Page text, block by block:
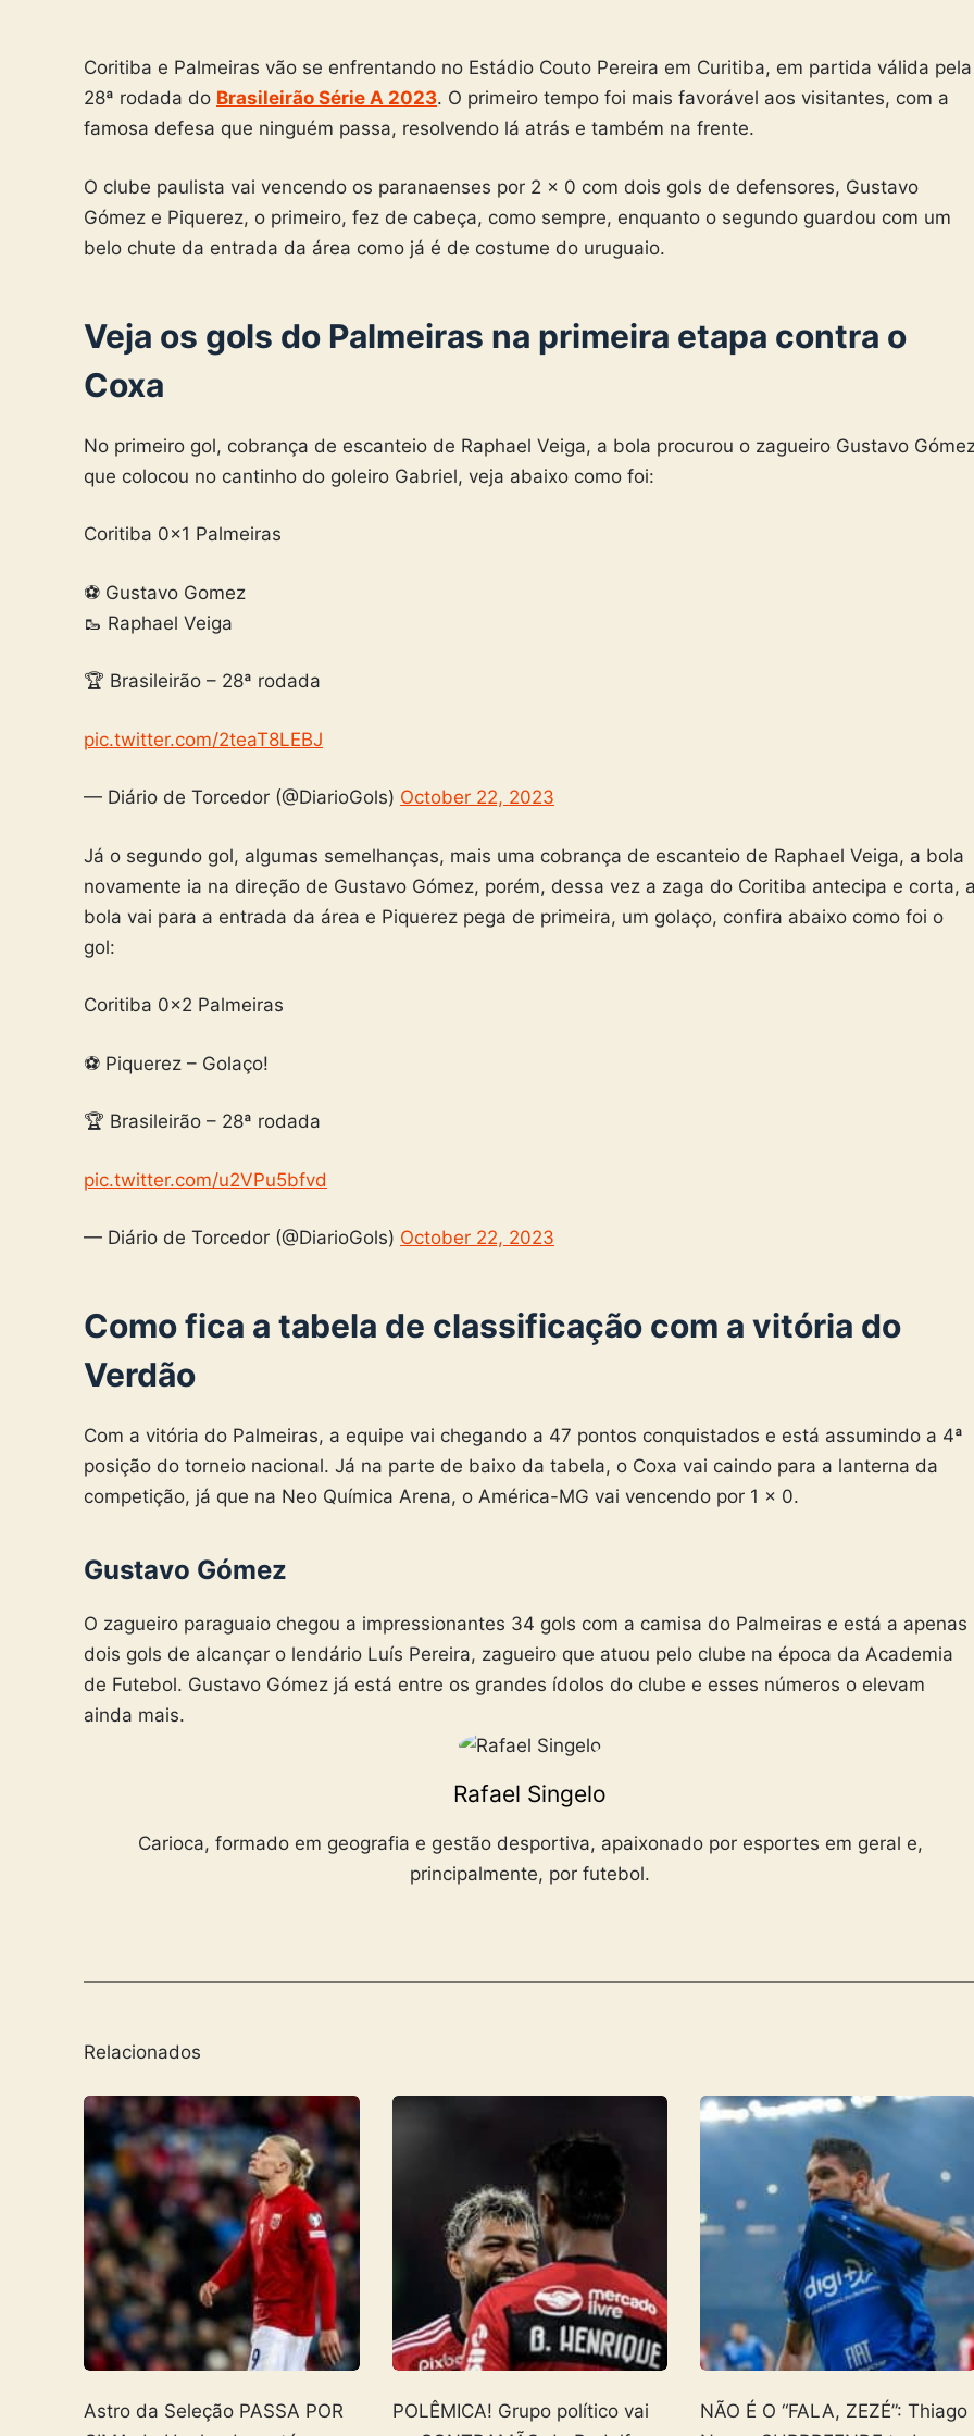
Coritiba e Palmeiras vão se enfrentando no Estádio Couto Pereira em Curitiba, em partida válida pela
28ª rodada do Brasileirão Série A 2023. O primeiro tempo foi mais favorável aos visitantes, com a
famosa defesa que ninguém passa, resolvendo lá atrás e também na frente.
O clube paulista vai vencendo os paranaenses por 2 x 0 com dois gols de defensores, Gustavo
Gómez e Piquerez, o primeiro, fez de cabeça, como sempre, enquanto o segundo guardou com um
belo chute da entrada da área como já é de costume do uruguaio.
Veja os gols do Palmeiras na primeira etapa contra o
Coxa
No primeiro gol, cobrança de escanteio de Raphael Veiga, a bola procurou o zagueiro Gustavo
que colocou no cantinho do goleiro Gabriel, veja abaixo como foi:
Coritiba 0x1 Palmeiras
⚽️ Gustavo Gomez
🥾 Raphael Veiga
🏆 Brasileirão – 28ª rodada
pic.twitter.com/2teaT8LEBJ
— Diário de Torcedor (@DiarioGols) October 22, 2023
Já o segundo gol, algumas semelhanças, mais uma cobrança de escanteio de Raphael Veiga, a bola
novamente ia na direção de Gustavo Gómez, porém, dessa vez a zaga do Coritiba antecipa e corta,
bola vai para a entrada da área e Piquerez pega de primeira, um golaço, confira abaixo como foi o
gol:
Coritiba 0x2 Palmeiras
⚽️ Piquerez – Golaço!
🏆 Brasileirão – 28ª rodada
pic.twitter.com/u2VPu5bfvd
— Diário de Torcedor (@DiarioGols) October 22, 2023
Como fica a tabela de classificação com a vitória do
Verdão
Com a vitória do Palmeiras, a equipe vai chegando a 47 pontos conquistados e está assumindo a 4ª
posição do torneio nacional. Já na parte de baixo da tabela, o Coxa vai caindo para a lanterna da
competição, já que na Neo Química Arena, o América-MG vai vencendo por 1 x 0.
Gustavo Gómez
O zagueiro paraguaio chegou a impressionantes 34 gols com a camisa do Palmeiras e está a apenas
dois gols de alcançar o lendário Luís Pereira, zagueiro que atuou pelo clube na época da Academia
de Futebol. Gustavo Gómez já está entre os grandes ídolos do clube e esses números o elevam
ainda mais.
Rafael Singelo
Carioca, formado em geografia e gestão desportiva, apaixonado por esportes em geral e,
principalmente, por futebol.
Relacionados
Astro da Seleção PASSA POR
POLÊMICA! Grupo político vai
NÃO É O “FALA, ZEZÉ”: Thiago